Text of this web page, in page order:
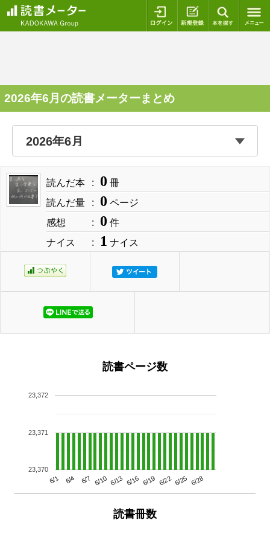
ログイン 新規登録
2026年6月の読書メーターまとめ
読んだ本 0 冊
読んだ量
0 ページ
感想
0 件
ナイス
1 ナイス
読書ページ数
6/1 6/4 6/7 6/10 6/13 6/16 6/19 6/22 6/25 6/28
23,370
23,371
23,372
読書冊数